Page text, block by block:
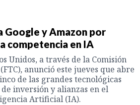
Google y Amazon por
competencia en IA
Unidos, a través de la Comisión
anunció este jueves que abre
de las grandes tecnológicas
inversión y alianzas en el
Artificial (IA).